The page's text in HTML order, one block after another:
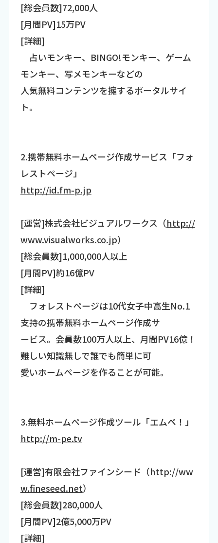
[総会員数]72,000人
[月間PV]15万PV
[詳細]
占いモンキー、BINGO!モンキー、ゲーム
モンキー、写メモンキーなどの
人気無料コンテンツを擁するポータルサイ
ト。
2.携帯無料ホームページ作成サービス「フォ
レストページ」
http://id.fm-p.jp
[運営]株式会社ビジュアルワークス（http://
www.visualworks.co.jp）
[総会員数]1,000,000人以上
[月間PV]約16億PV
[詳細]
フォレストページは10代女子中高生No.1
支持の携帯無料ホームページ作成サ
ービス。会員数100万人以上、月間PV16億！
難しい知識無しで誰でも簡単に可
愛いホームページを作ることが可能。
3.無料ホームページ作成ツール「エムペ！」
http://m-pe.tv
[運営]有限会社ファインシード（http://ww
w.fineseed.net）
[総会員数]280,000人
[月間PV]2億5,000万PV
[詳細]